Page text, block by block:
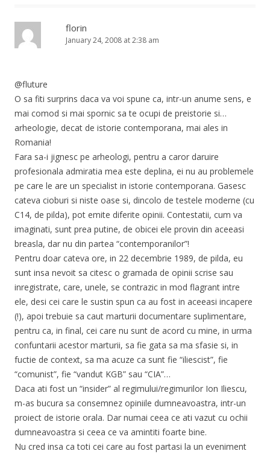
florin
January 24, 2008 at 2:38 am
@fluture
O sa fiti surprins daca va voi spune ca, intr-un anume sens, e
mai comod si mai spornic sa te ocupi de preistorie si…
arheologie, decat de istorie contemporana, mai ales in
Romania!
Fara sa-i jignesc pe arheologi, pentru a caror daruire
profesionala admiratia mea este deplina, ei nu au problemele
pe care le are un specialist in istorie contemporana. Gasesc
cateva cioburi si niste oase si, dincolo de testele moderne (cu
C14, de pilda), pot emite diferite opinii. Contestatii, cum va
imaginati, sunt prea putine, de obicei ele provin din aceeasi
breasla, dar nu din partea “contemporanilor”!
Pentru doar cateva ore, in 22 decembrie 1989, de pilda, eu
sunt insa nevoit sa citesc o gramada de opinii scrise sau
inregistrate, care, unele, se contrazic in mod flagrant intre
ele, desi cei care le sustin spun ca au fost in aceeasi incapere
(!), apoi trebuie sa caut marturii documentare suplimentare,
pentru ca, in final, cei care nu sunt de acord cu mine, in urma
confuntarii acestor marturii, sa fie gata sa ma sfasie si, in
fuctie de context, sa ma acuze ca sunt fie “iliescist”, fie
“comunist”, fie “vandut KGB” sau “CIA”…
Daca ati fost un “insider” al regimului/regimurilor Ion Iliescu,
m-as bucura sa consemnez opiniile dumneavoastra, intr-un
proiect de istorie orala. Dar numai ceea ce ati vazut cu ochii
dumneavoastra si ceea ce va amintiti foarte bine.
Nu cred insa ca toti cei care au fost partasi la un eveniment